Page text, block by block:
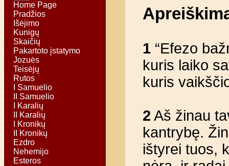
Home Page
Pradžios
Išėjimo
Kunigų
Skaičių
Pakartoto įstatymo
Jozuės
Teisėjų
Rutos
I Samuelio
II Samuelio
I Karalių
II Karalių
I Kronikų
II Kronikų
Ezdro
Nehemijo
Esteros
1 “Efezo
kuris laiko
kuris
2 Aš žinau
kantrybę.
ištyrei tuos,